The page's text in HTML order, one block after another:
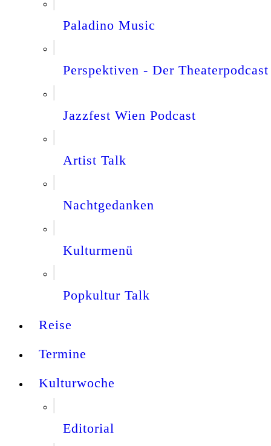
Paladino Music
Perspektiven - Der Theaterpodcast
Jazzfest Wien Podcast
Artist Talk
Nachtgedanken
Kulturmenü
Popkultur Talk
Reise
Termine
Kulturwoche
Editorial